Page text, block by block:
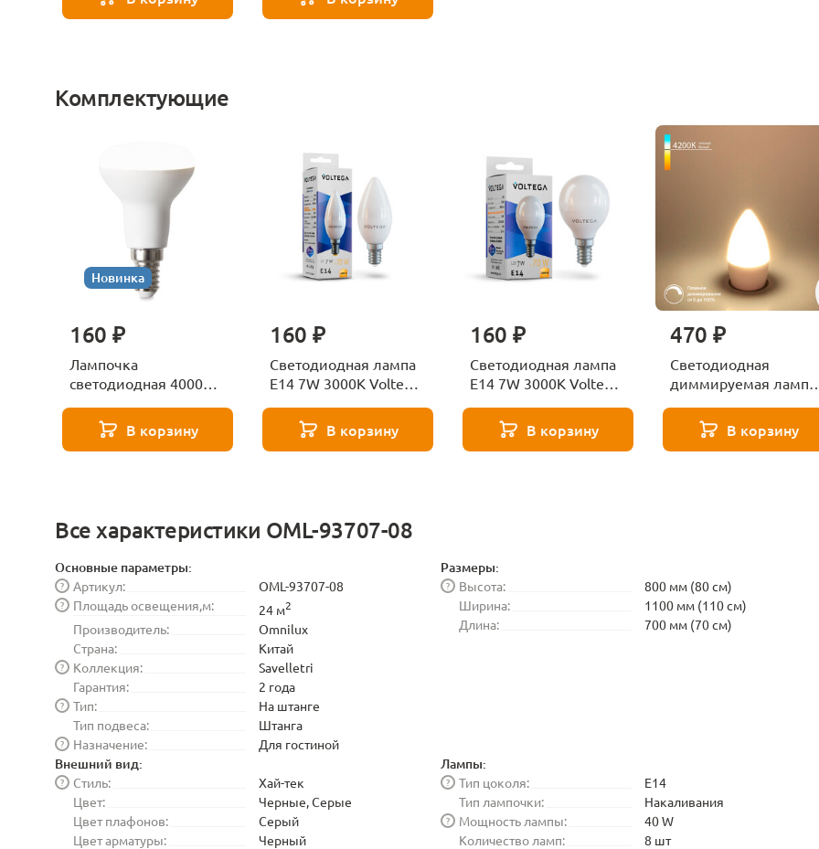
Комплектующие
Новинка
160 ₽
Лампочка
светодиодная 4000К
271 8585В корзину
160 ₽
Светодиодная лампа
E14 7W 3000K Voltega
В корзину
160 ₽
Светодиодная лампа
E14 7W 3000K Voltega
В корзину
470 ₽
Светодиодная
диммируемая лампа
Elektrostandard
BLE1448
В корзину
Все характеристики OML-93707-08
Основные параметры:
Артикул:
?
OML-93707-08
Площадь освещения,м:
? 24 м2
Производитель:
Omnilux
Страна:
Китай
Коллекция:
?
Savelletri
Гарантия:
2 года
Тип:
?
На штанге
Тип подвеса:
Штанга
Назначение:
? Для гостиной
Размеры:
Высота:
?
800 мм (80 см)
Ширина:
1100 мм (110 см)
Длина:
700 мм (70 см)
Внешний вид:
Стиль:
?
Хай-тек
Цвет:
Черные, Серые
Цвет плафонов:
Серый
Цвет арматуры:
Черный
Лампы:
Тип цоколя:
?
E14
Тип лампочки:
Накаливания
Мощность лампы:
?
40 W
Количество ламп:
8 шт